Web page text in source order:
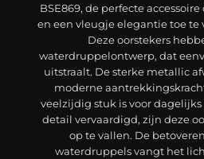
BSE869, de perfecte
en een vleugje elegantie toe te
Deze oorstekers
waterdruppelontwerp, dat
uitstraalt. De sterke metallic
moderne
veelzijdig stuk is voor
detail vervaardigd, zijn deze
op te vallen. De
waterdruppels vangt het